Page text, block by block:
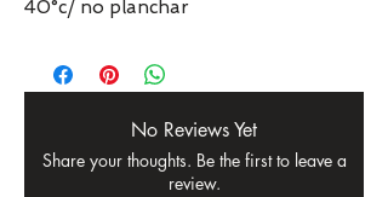
40°c/ no planchar
No Reviews Yet
Share your thoughts. Be the first to leave a
review.